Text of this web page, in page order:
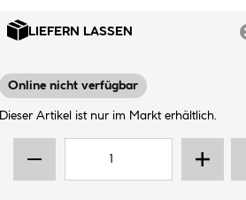
LIEFERN LASSEN
Online nicht verfügbar
Dieser Artikel ist nur im Markt erhältlich.